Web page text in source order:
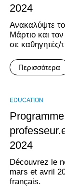
2024
Ανακαλύψτε
Μάρτιο και
σε καθηγητές/
Περισσότερα
EDUCATION
2024
Découvrez le
mars et avril
français.